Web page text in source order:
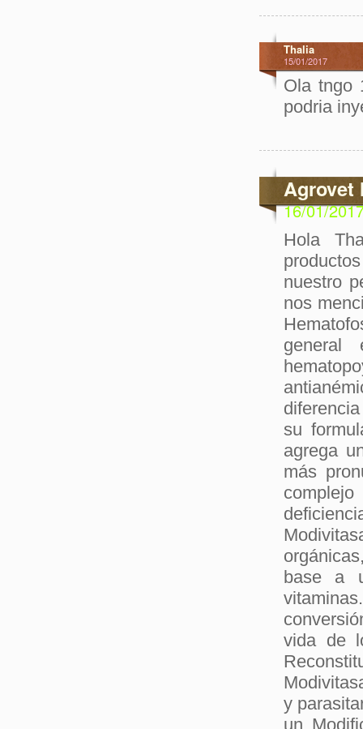
Thalia
15/01/2017
Ola tngo
podria
Agrovet
16/01/
Hola
nuestro
nos
general
su
agrega
más
base a
vida de
y
un